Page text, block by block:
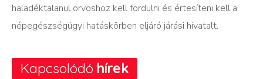
haladéktalanul orvoshoz kell fordulni és értesíteni kell a
népegészségügyi hatáskörben eljáró járási hivatalt.
Kapcsolódó hírek